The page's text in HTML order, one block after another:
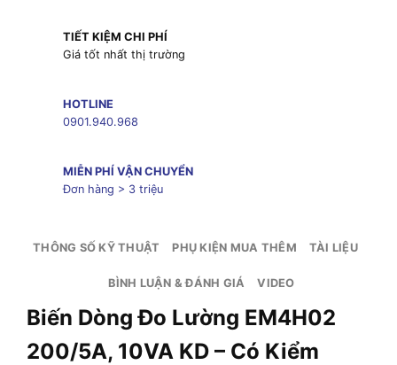
TIẾT KIỆM CHI PHÍ
Giá tốt nhất thị trường
HOTLINE
0901.940.968
MIỄN PHÍ VẬN CHUYỂN
Đơn hàng > 3 triệu
THÔNG SỐ KỸ THUẬT PHỤ KIỆN MUA THÊM TÀI LIỆU
BÌNH LUẬN & ĐÁNH GIÁ VIDEO
Biến Dòng Đo Lường EM4H02
200/5A, 10VA KD – Có Kiểm